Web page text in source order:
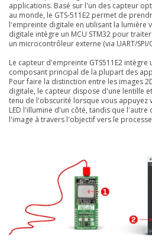
applications. Basé sur l'un des capteur
au monde, le GTS-511E2 permet de
l'empreinte digitale en utilisant la lumière
digitale intègre un MCU STM32 pour
un microcontrôleur externe (via UART/SPI/
Le capteur d'empreinte GTS511E2 intègre
composant principal de la plupart des
Pour faire la distinction entre les images
digitale, le capteur dispose d'une lentille
tenu de l'obscurité lorsque vous appuyez
LED l'illumine d'un côté, tandis que
l'image à travers l'objectif vers le